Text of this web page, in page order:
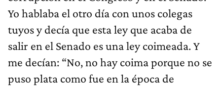
Yo hablaba el otro día con unos colegas
tuyos y decía que esta ley que acaba de
salir en el Senado es una ley coimeada. Y
me decían: “No, no hay coima porque no se
puso plata como fue en la época de